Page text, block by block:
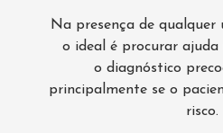
Na presença de qualquer
o ideal é procurar
o diagnóstico
principalmente se o
risco.